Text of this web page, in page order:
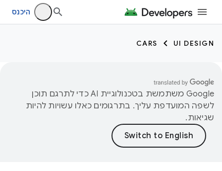
היכנס
UI DESIGN
CARS
‫Google משתמשת בטכנולוגיית AI כדי לתרגם תוכן
לשפה המועדפת עליך. בתרגומים כאלו עשויות להיות
שגיאות.